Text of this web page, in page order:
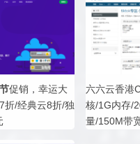
促销，幸运大
折/经典云8折/独
六六云香港
核/1G内存/
量/150M带